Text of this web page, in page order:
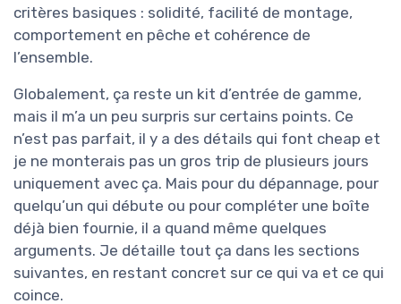
critères basiques : solidité, facilité de montage,
comportement en pêche et cohérence de
l’ensemble.
Globalement, ça reste un kit d’entrée de gamme,
mais il m’a un peu surpris sur certains points. Ce
n’est pas parfait, il y a des détails qui font cheap et
je ne monterais pas un gros trip de plusieurs jours
uniquement avec ça. Mais pour du dépannage, pour
quelqu’un qui débute ou pour compléter une boîte
déjà bien fournie, il a quand même quelques
arguments. Je détaille tout ça dans les sections
suivantes, en restant concret sur ce qui va et ce qui
coince.